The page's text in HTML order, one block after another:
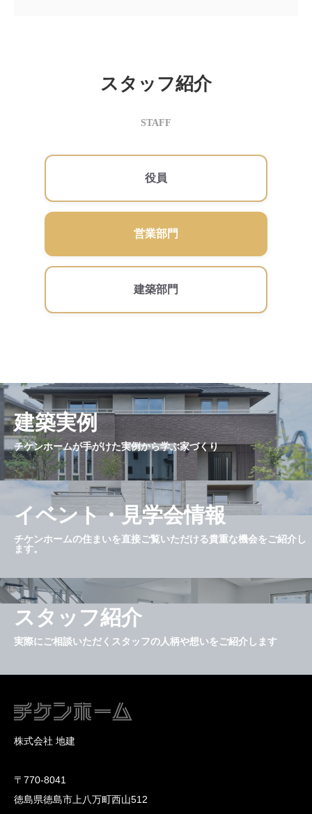
スタッフ紹介
STAFF
役員
営業部門
建築部門
建築実例
チケンホームが手がけた実例から学ぶ家づくり
イベント・見学会情報
チケンホームの住まいを直接ご覧いただける貴重な機会をご紹介し
ます。
スタッフ紹介
実際にご相談いただくスタッフの人柄や想いをご紹介します
株式会社 地建
〒770-8041
徳島県徳島市上八万町西山512